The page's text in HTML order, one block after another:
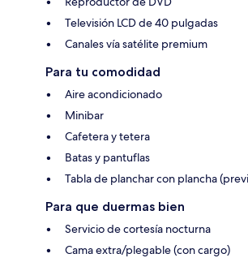
Televisión LCD de 40 pulgadas
Canales vía satélite premium
Para tu comodidad
Aire acondicionado
Minibar
Cafetera y tetera
Batas y pantuflas
Tabla de planchar con plancha
Para que duermas bien
Servicio de cortesía nocturna
Cama extra/plegable (con cargo)